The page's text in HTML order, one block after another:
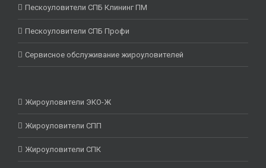
Пескоуловители СПБ Клининг ПМ
Пескоуловители СПБ Профи
Сервисное обслуживание жироуловителей
Жироуловители ЭКО-Ж
Жироуловители СПП
Жироуловители СПК